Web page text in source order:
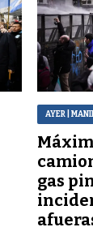
AYER |
gas